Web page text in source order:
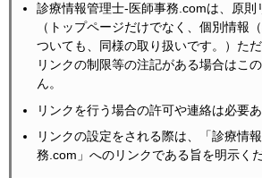
診療情報管理士-医師事務.comは、原則
（トップページだけでなく、個別情報
ついても、同様の取り扱いです。）た
リンクの制限等の注記がある場合はこ
ん。
リンクを行う場合の許可や連絡は必要あ
リンクの設定をされる際は、「診療情
務.com」へのリンクである旨を明示くだ